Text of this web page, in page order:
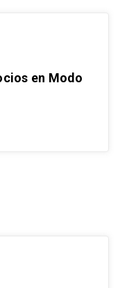
en Modo